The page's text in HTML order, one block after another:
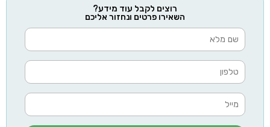
רוצים לקבל עוד מידע?
השאירו פרטים ונחזור אליכם